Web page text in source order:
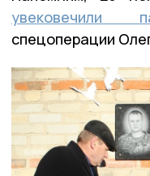
увековечили
спецоперации